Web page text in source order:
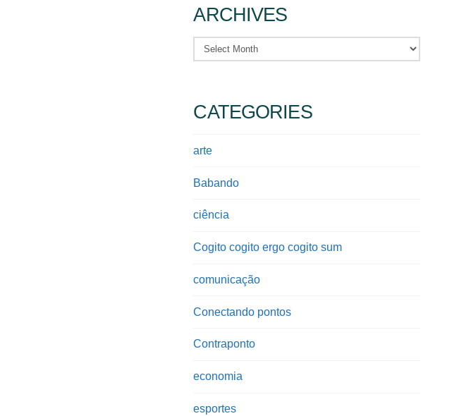
ARCHIVES
Archives
CATEGORIES
arte
Babando
ciência
Cogito cogito ergo cogito sum
comunicação
Conectando pontos
Contraponto
economia
esportes